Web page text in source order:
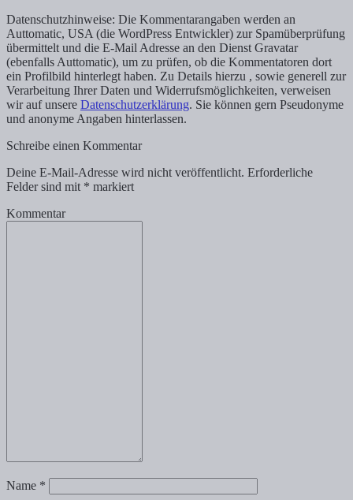
Datenschutzhinweise: Die Kommentarangaben werden an
Auttomatic, USA (die WordPress Entwickler) zur Spamüberprüfung
übermittelt und die E-Mail Adresse an den Dienst Gravatar
(ebenfalls Auttomatic), um zu prüfen, ob die Kommentatoren dort
ein Profilbild hinterlegt haben. Zu Details hierzu , sowie generell zur
Verarbeitung Ihrer Daten und Widerrufsmöglichkeiten, verweisen
wir auf unsere Datenschutzerklärung. Sie können gern Pseudonyme
und anonyme Angaben hinterlassen.
Schreibe einen Kommentar
Deine E-Mail-Adresse wird nicht veröffentlicht. Erforderliche
Felder sind mit * markiert
Kommentar
Name *